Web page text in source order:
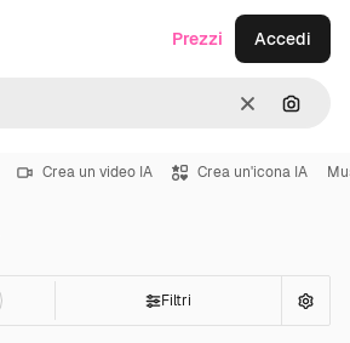
CancellaCerca
Prezzi Accedi
Crea un video IA Crea un'icona IA
Filtri